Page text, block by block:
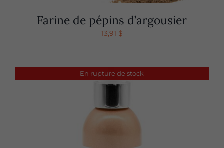
Farine de pépins d’argousier
13,91 $
En rupture de stock